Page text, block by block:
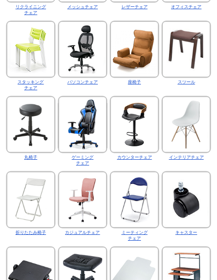
リクライニング
チェア
メッシュチェア レザーチェア オフィスチェア
スタッキング
チェア
パソコンチェア 座椅子 スツール
丸椅子
ゲーミング
チェア
カウンターチェア インテリアチェア
折りたたみ椅子 カジュアルチェア
ミーティング
チェア
キャスター